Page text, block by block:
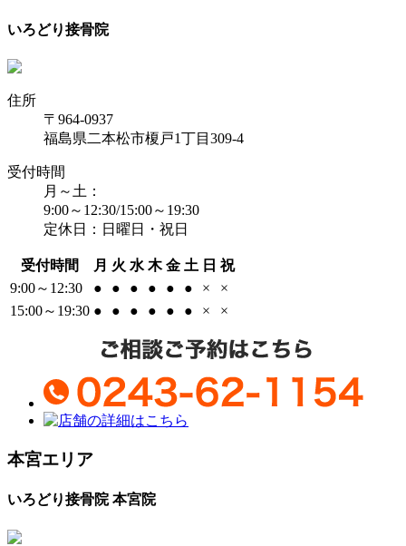
いろどり接骨院
住所
〒964-0937
福島県二本松市榎戸1丁目309-4
受付時間
月～土：
9:00～12:30/15:00～19:30
定休日：日曜日・祝日
受付時間 月 火 水 木 金 土 日 祝
9:00～12:30
● ● ● ● ● ● ×
×
15:00～19:30 ● ● ● ● ● ● × ×
本宮エリア
いろどり接骨院 本宮院